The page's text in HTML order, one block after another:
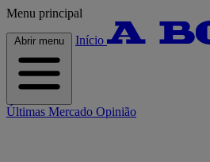
Menu principal
Abrir menu Início
Últimas Mercado Opinião